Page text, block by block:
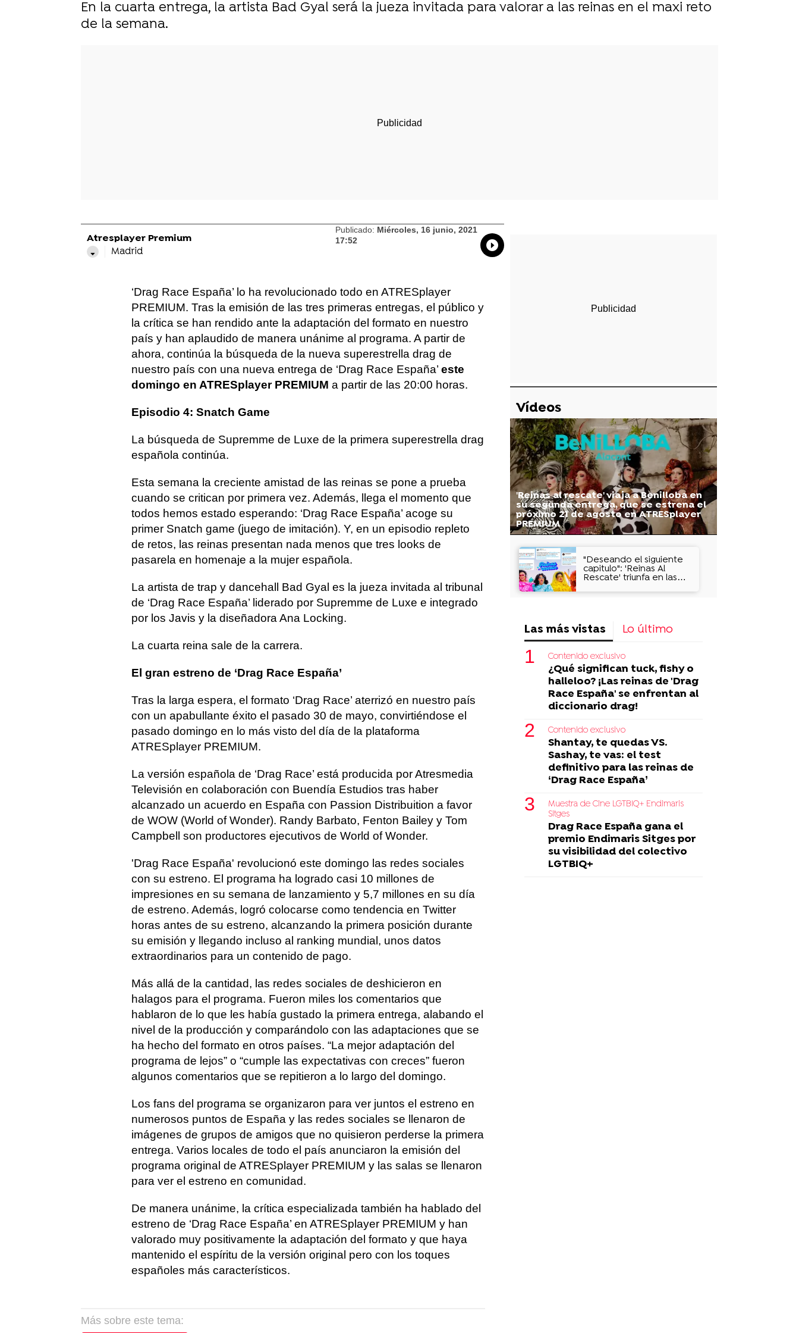
En la cuarta entrega, la artista Bad Gyal será la jueza invitada para valorar a las reinas en el maxi reto
de la semana.
Atresplayer Premium
Madrid
Publicado: Miércoles, 16 junio, 2021
17:52
Whatsapp
Compartir
‘Drag Race España’ lo ha revolucionado todo en ATRESplayer
PREMIUM. Tras la emisión de las tres primeras entregas, el público y
la crítica se han rendido ante la adaptación del formato en nuestro
país y han aplaudido de manera unánime al programa. A partir de
ahora, continúa la búsqueda de la nueva superestrella drag de
nuestro país con una nueva entrega de ‘Drag Race España’ este
domingo en ATRESplayer PREMIUM a partir de las 20:00 horas.
Episodio 4: Snatch Game
La búsqueda de Supremme de Luxe de la primera superestrella drag
española continúa.
Esta semana la creciente amistad de las reinas se pone a prueba
cuando se critican por primera vez. Además, llega el momento que
todos hemos estado esperando: ‘Drag Race España’ acoge su
primer Snatch game (juego de imitación). Y, en un episodio repleto
de retos, las reinas presentan nada menos que tres looks de
pasarela en homenaje a la mujer española.
La artista de trap y dancehall Bad Gyal es la jueza invitada al tribunal
de ‘Drag Race España’ liderado por Supremme de Luxe e integrado
por los Javis y la diseñadora Ana Locking.
La cuarta reina sale de la carrera.
El gran estreno de ‘Drag Race España’
Tras la larga espera, el formato ‘Drag Race’ aterrizó en nuestro país
con un apabullante éxito el pasado 30 de mayo, convirtiéndose el
pasado domingo en lo más visto del día de la plataforma
ATRESplayer PREMIUM.
La versión española de ‘Drag Race’ está producida por Atresmedia
Televisión en colaboración con Buendía Estudios tras haber
alcanzado un acuerdo en España con Passion Distribuition a favor
de WOW (World of Wonder). Randy Barbato, Fenton Bailey y Tom
Campbell son productores ejecutivos de World of Wonder.
'Drag Race España' revolucionó este domingo las redes sociales
con su estreno. El programa ha logrado casi 10 millones de
impresiones en su semana de lanzamiento y 5,7 millones en su día
de estreno. Además, logró colocarse como tendencia en Twitter
horas antes de su estreno, alcanzando la primera posición durante
su emisión y llegando incluso al ranking mundial, unos datos
extraordinarios para un contenido de pago.
Más allá de la cantidad, las redes sociales de deshicieron en
halagos para el programa. Fueron miles los comentarios que
hablaron de lo que les había gustado la primera entrega, alabando el
nivel de la producción y comparándolo con las adaptaciones que se
ha hecho del formato en otros países. “La mejor adaptación del
programa de lejos” o “cumple las expectativas con creces” fueron
algunos comentarios que se repitieron a lo largo del domingo.
Los fans del programa se organizaron para ver juntos el estreno en
numerosos puntos de España y las redes sociales se llenaron de
imágenes de grupos de amigos que no quisieron perderse la primera
entrega. Varios locales de todo el país anunciaron la emisión del
programa original de ATRESplayer PREMIUM y las salas se llenaron
para ver el estreno en comunidad.
De manera unánime, la crítica especializada también ha hablado del
estreno de ‘Drag Race España’ en ATRESplayer PREMIUM y han
valorado muy positivamente la adaptación del formato y que haya
mantenido el espíritu de la versión original pero con los toques
españoles más característicos.
Más sobre este tema:
Vídeos
'Reinas al rescate' viaja a Benilloba en
su segunda entrega, que se estrena el
próximo 21 de agosto en ATRESplayer
PREMIUM
"Deseando el siguiente
capitulo": 'Reinas Al
Rescate' triunfa en las
Las más vistas Lo último
Contenido exclusivo
¿Qué significan tuck, fishy o
halleloo? ¡Las reinas de 'Drag
Race España' se enfrentan al
diccionario drag!
Contenido exclusivo
Shantay, te quedas VS.
Sashay, te vas: el test
definitivo para las reinas de
‘Drag Race España’
Muestra de Cine LGTBIQ+ Endimaris
Sitges
Drag Race España gana el
premio Endimaris Sitges por
su visibilidad del colectivo
LGTBIQ+